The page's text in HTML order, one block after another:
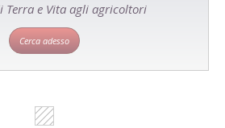
Terra e Vita agli agricoltori
Cerca adesso